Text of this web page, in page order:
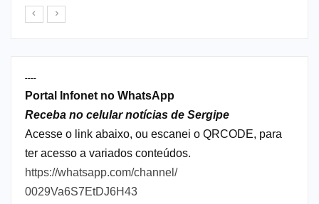
----
Portal Infonet no WhatsApp
Receba no celular notícias de Sergipe
Acesse o link abaixo, ou escanei o QRCODE, para
ter acesso a variados conteúdos.
https://whatsapp.com/channel/
0029Va6S7EtDJ6H43